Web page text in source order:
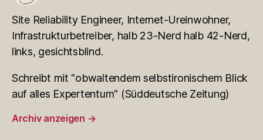
Site Reliability Engineer, Internet-Ureinwohner,
Infrastrukturbetreiber, halb 23-Nerd halb 42-Nerd,
links, gesichtsblind.
Schreibt mit "obwaltendem selbstironischem Blick
auf alles Expertentum" (Süddeutsche Zeitung)
Archiv anzeigen →